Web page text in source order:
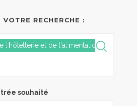
VOTRE RECHERCHE :
l'hôtellerie et de l'alimentation de Marseille
souhaité